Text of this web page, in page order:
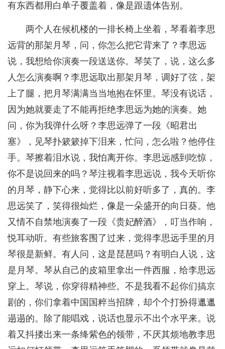
有东西都用白单子覆盖着，像是跟遗体告别。
两个人在候机楼的一排长椅上坐着，琴看着李思
远背的那架月琴，问，你怎么把它背来了？李思远
说，我想给你演奏一段送送你。琴笑了，说，这么多
人怎么演奏啊？李思远取出那架月琴，调好了弦，架
上了腿，把月琴满满当当地抱在怀里。琴没有说话，
因为她就要走了不能再拒绝李思远为她的演奏。她
问，你为我弹什么呀？李思远弹了一段《昭君出
塞》，见琴扑簌簌掉下泪来，忙问，怎么啦？他停住
手。琴擦着泪水说，我怕离开你。李思远感到吃惊，
你不是说回来的吗？琴注视着李思远说，我今天听你
的月琴，静下心来，觉得比以前好听多了，真的。李
思远笑了，笑得很灿烂，像是一朵盛开的向日葵。他
又情不自禁地演奏了一段《贵妃醉酒》，叮当作响，
悦耳动听。有些旅客围了过来，觉得李思远手里的月
琴很是新鲜。有人问，这是琵琶吗？有明白人说，这
是月琴。琴从自己的皮箱里拿出一件西服，给李思远
穿上。琴说，你穿得精神些。不是我看不起你们搞京
剧的，你们拿着中国国粹当招牌，却个个打扮得邋邋
遢遢的。除了能唱戏，说话也显示不出个水平来。说
着又抖搂出来一条绛紫色的领带，不厌其烦地教李思